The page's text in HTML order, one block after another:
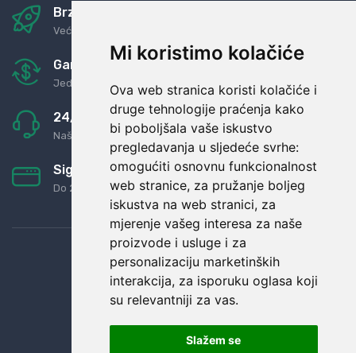
Mi koristimo kolačiće
Ova web stranica koristi kolačiće i
druge tehnologije praćenja kako
bi poboljšala vaše iskustvo
pregledavanja u sljedeće svrhe:
omogućiti osnovnu funkcionalnost
web stranice, za pružanje boljeg
iskustva na web stranici, za
mjerenje vašeg interesa za naše
proizvode i usluge i za
personalizaciju marketinških
interakcija, za isporuku oglasa koji
su relevantniji za vas.
Slažem se
Brza i sigurna dostava
Već za nekoliko dana kod vas
Garancija u povrat novaca
Jednostavno pravilo: Roba za novac
24/7 odlična podrška
Naši agenti uvijek na raspolaganju
Sigurno obročno plaćanje
Do 24 rata bez kamata